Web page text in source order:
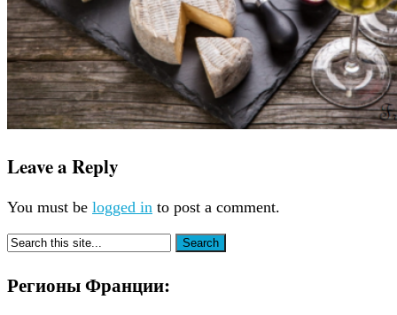
Leave a Reply
You must be logged in to post a comment.
Регионы Франции: